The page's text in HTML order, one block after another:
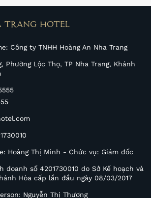
TRANG HOTEL
Công ty TNHH Hoàng An Nha Trang
Phường Lộc Thọ, TP Nha Trang, Khánh
Hoàng Thị Minh - Chức vụ: Giám đốc
doanh số 4201730010 do Sở Kế hoạch và
Hòa cấp lần đầu ngày 08/03/2017
Nguyễn Thị Thương